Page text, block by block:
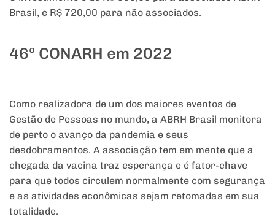
Brasil, e R$ 720,00 para não associados.
46º CONARH em 2022
Como realizadora de um dos maiores eventos de
Gestão de Pessoas no mundo, a ABRH Brasil monitora
de perto o avanço da pandemia e seus
desdobramentos. A associação tem em mente que a
chegada da vacina traz esperança e é fator-chave
para que todos circulem normalmente com segurança
e as atividades econômicas sejam retomadas em sua
totalidade.